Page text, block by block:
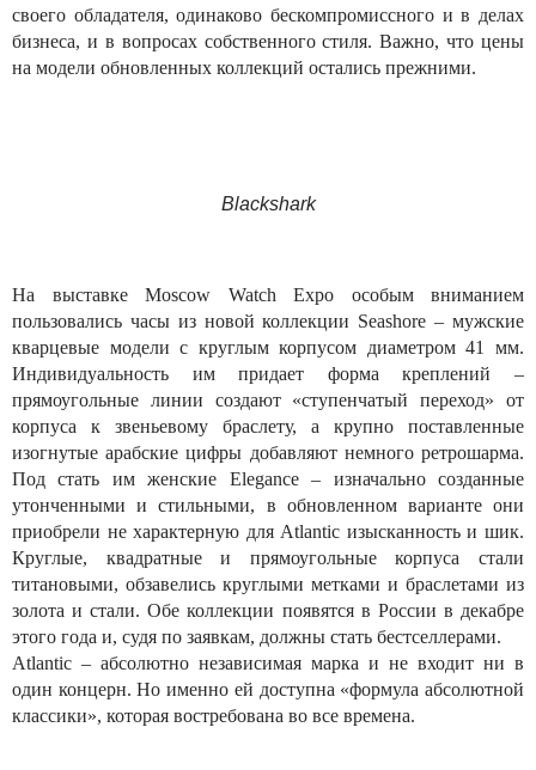
своего обладателя, одинаково бескомпромиссного и в делах
бизнеса, и в вопросах собственного стиля. Важно, что цены
на модели обновленных коллекций остались прежними.
Blackshark
На выставке Moscow Watch Expo особым вниманием
пользовались часы из новой коллекции Seashore – мужские
кварцевые модели с круглым корпусом диаметром 41 мм.
Индивидуальность им придает форма креплений –
прямоугольные линии создают «ступенчатый переход» от
корпуса к звеньевому браслету, а крупно поставленные
изогнутые арабские цифры добавляют немного ретрошарма.
Под стать им женские Elegance – изначально созданные
утонченными и стильными, в обновленном варианте они
приобрели не характерную для Atlantic изысканность и шик.
Круглые, квадратные и прямоугольные корпуса стали
титановыми, обзавелись круглыми метками и браслетами из
золота и стали. Обе коллекции появятся в России в декабре
этого года и, судя по заявкам, должны стать бестселлерами.
Atlantic – абсолютно независимая марка и не входит ни в
один концерн. Но именно ей доступна «формула абсолютной
классики», которая востребована во все времена.